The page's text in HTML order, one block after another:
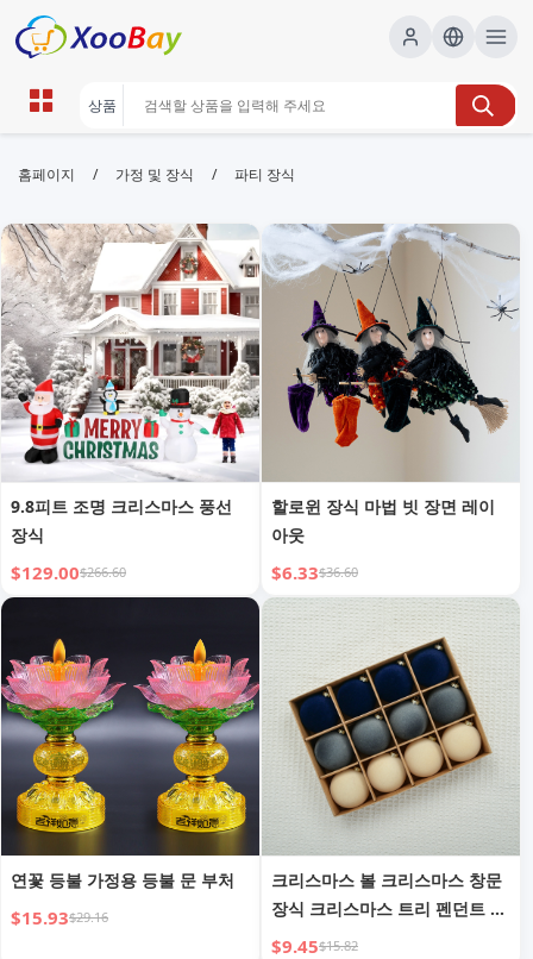
파티 장식 | XOOBAY B2B/B2C
파티 장식,파티 데코,이벤트 아이디어, wholesale 파티
장식, XOOBAY
다양한 파티 장식 아이디어와 팁으로 분위기 있는 이벤트를 손쉽게 준비
하세요. 테마별 소품과 배치 팁도 함께 제공합니다.
홈페이지 / 가정 및 장식 / 파티 장식
9.8피트 조명 크리스마스 풍선
장식
$129.00$266.60
할로윈 장식 마법 빗 장면 레이
아웃
$6.33$36.60
연꽃 등불 가정용 등불 문 부처
$15.93$29.16
크리스마스 볼 크리스마스 창문
장식 크리스마스 트리 펜던트 플
록킹 크리스마스 볼
$9.45$15.82